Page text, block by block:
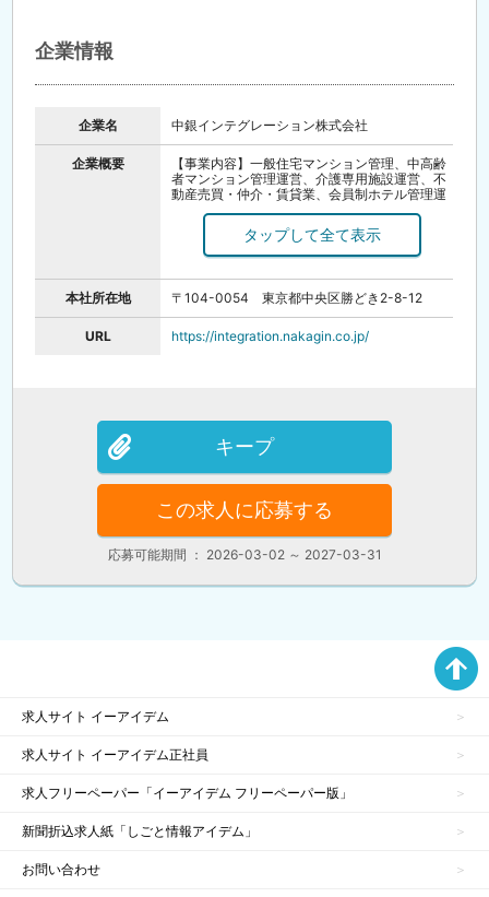
企業情報
企業名 中銀インテグレーション株式会社
企業概要
【事業内容】一般住宅マンション管理、中高齢
者マンション管理運営、介護専用施設運営、不
動産売買・仲介・賃貸業、会員制ホテル管理運
業、コンサルタント事業
【創立】昭和47年2月
【資本金】5,000万円
本社所在地 〒104-0054 東京都中央区勝どき2-8-12
URL https://integration.nakagin.co.jp/
キープ
この求人に応募する
応募可能期間 ： 2026-03-02 ～ 2027-03-31
求人サイト イーアイデム
求人サイト イーアイデム正社員
求人フリーペーパー「イーアイデム フリーペーパー版」
新聞折込求人紙「しごと情報アイデム」
お問い合わせ